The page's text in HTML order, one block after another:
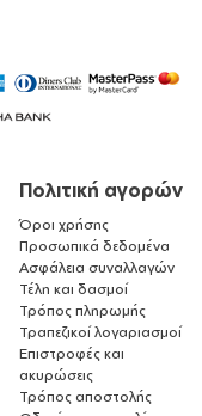
Πολιτική αγορών
Όροι χρήσης
Προσωπικά δεδομένα
Ασφάλεια συναλλαγών
Τέλη και δασμοί
Τρόπος πληρωμής
Τραπεζικοί λογαριασμοί
Επιστροφές και
ακυρώσεις
Τρόπος αποστολής